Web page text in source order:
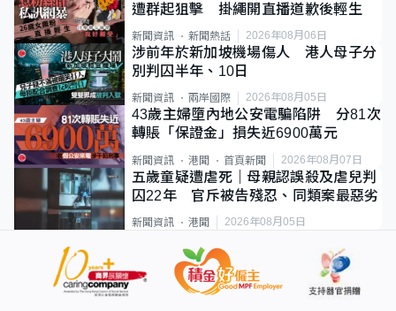
遭群起狙擊 掛繩開直播道歉後輕生
新聞資訊 新聞熱話 2026年08月06日
涉前年於新加坡機場傷人 港人母子分
別判囚半年、10日
新聞資訊 兩岸國際 2026年08月05日
43歲主婦墮內地公安電騙陷阱 分81次
轉賬「保證金」損失近6900萬元
新聞資訊 港聞 首頁新聞 2026年08月07日
五歲童疑遭虐死｜母親認誤殺及虐兒判
囚22年 官斥被告殘忍、同類案最惡劣
新聞資訊 港聞 2026年08月05日